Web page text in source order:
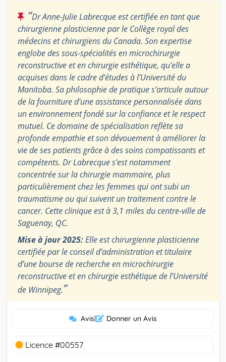
“Dr Anne-Julie Labrecque est certifiée en tant que
chirurgienne plasticienne par le Collège royal des
médecins et chirurgiens du Canada. Son expertise
englobe des sous-spécialités en microchirurgie
reconstructive et en chirurgie esthétique, qu’elle a
acquises dans le cadre d’études à l’Université du
Manitoba. Sa philosophie de pratique s’articule autour
de la fourniture d’une assistance personnalisée dans
un environnement fondé sur la confiance et le respect
mutuel. Ce domaine de spécialisation reflète sa
profonde empathie et son dévouement à améliorer la
vie de ses patients grâce à des soins compatissants et
compétents. Dr Labrecque s’est notamment
concentrée sur la chirurgie mammaire, plus
particulièrement chez les femmes qui ont subi un
traumatisme ou qui suivent un traitement contre le
cancer. Cette clinique est à 3,1 miles du centre-ville de
Saguenay, QC.
Mise à jour 2025:Elle est chirurgienne plasticienne
certifiée par le conseil d’administration et titulaire
d’une bourse de recherche en microchirurgie
reconstructive et en chirurgie esthétique de l’Université
de Winnipeg.”
Avis| Donner un Avis
Licence #00557